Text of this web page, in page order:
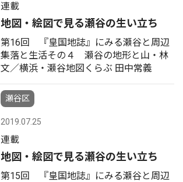
連載
地図・絵図で見る瀬谷の生い立ち
第16回 『皇国地誌』にみる瀬谷と周辺
集落と生活その４ 瀬谷の地形と山・林
文／横浜・瀬谷地図くらぶ 田中常義
瀬谷区
2019.07.25
連載
地図・絵図で見る瀬谷の生い立ち
第15回 『皇国地誌』にみる瀬谷と周辺